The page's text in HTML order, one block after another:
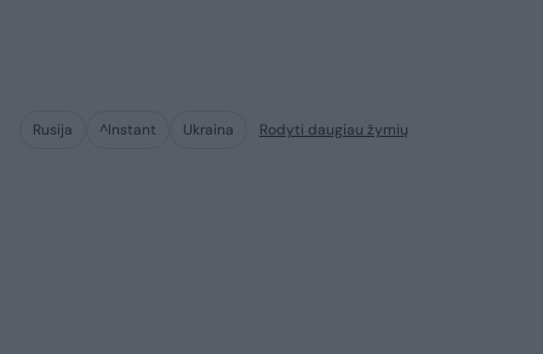
Rusija ^Instant Ukraina Rodyti daugiau žymių